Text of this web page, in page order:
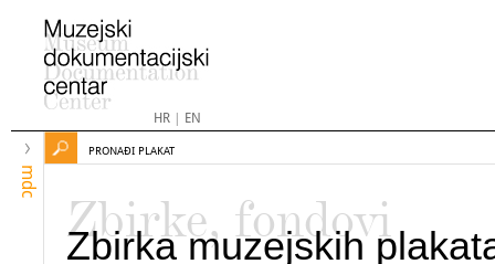
HR| EN
mdc
PRONAĐI PLAKAT
Zbirke, fondovi
Zbirka muzejskih